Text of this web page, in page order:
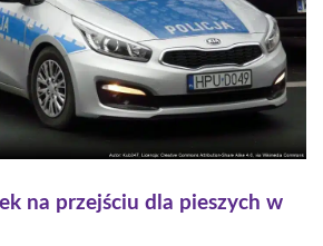
na przejściu dla pieszych w